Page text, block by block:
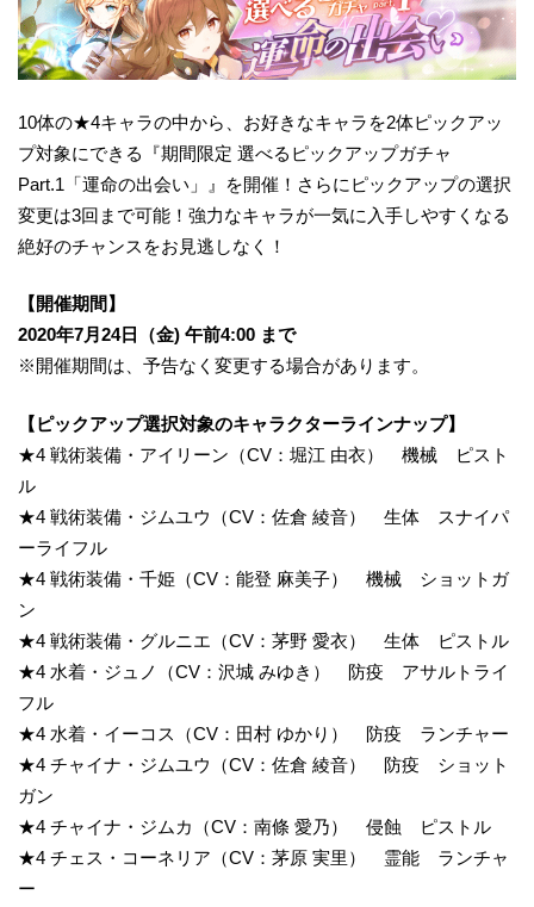
10体の★4キャラの中から、お好きなキャラを2体ピックアッ
プ対象にできる『期間限定 選べるピックアップガチャ
Part.1「運命の出会い」』を開催！さらにピックアップの選択
変更は3回まで可能！強力なキャラが一気に入手しやすくなる
絶好のチャンスをお見逃しなく！
【開催期間】
2020年7月24日（金) 午前4:00 まで
※開催期間は、予告なく変更する場合があります。
【ピックアップ選択対象のキャラクターラインナップ】
★4 戦術装備・アイリーン（CV：堀江 由衣） 機械 ピスト
ル
★4 戦術装備・ジムユウ（CV：佐倉 綾音） 生体 スナイパ
ーライフル
★4 戦術装備・千姫（CV：能登 麻美子） 機械 ショットガ
ン
★4 戦術装備・グルニエ（CV：茅野 愛衣） 生体 ピストル
★4 水着・ジュノ（CV：沢城 みゆき） 防疫 アサルトライ
フル
★4 水着・イーコス（CV：田村 ゆかり） 防疫 ランチャー
★4 チャイナ・ジムユウ（CV：佐倉 綾音） 防疫 ショット
ガン
★4 チャイナ・ジムカ（CV：南條 愛乃） 侵蝕 ピストル
★4 チェス・コーネリア（CV：茅原 実里） 霊能 ランチャ
ー